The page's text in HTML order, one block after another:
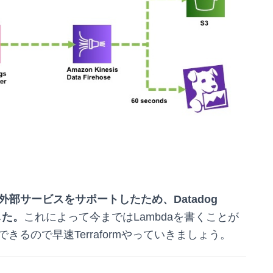
サービスをサポートしたため、Datadog
。 これによって今まではLambdaを書くことが
るので早速Terraformやっていきましょう。